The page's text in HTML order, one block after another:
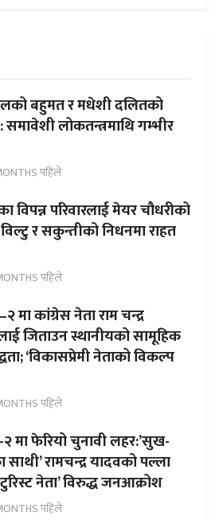
बहुमत र मधेशी दलितको
समावेशी लोकतन्त्रमाथि गम्भीर
पहिले
विपन्न परिवारलाई मेयर चौधरीको
र सकुन्तीको निधनमा राहत
पहिले
मा कांग्रेस नेता राम चन्द्र
जिताउन स्थानीयको सामूहिक
‘विकासप्रेमी नेताको विकल्प
पहिले
२ मा फेरियो चुनावी लहर:’सुख-
रामचन्द्र यादवको पल्ला
नेता’ विरुद्ध जनआक्रोश
पहिले